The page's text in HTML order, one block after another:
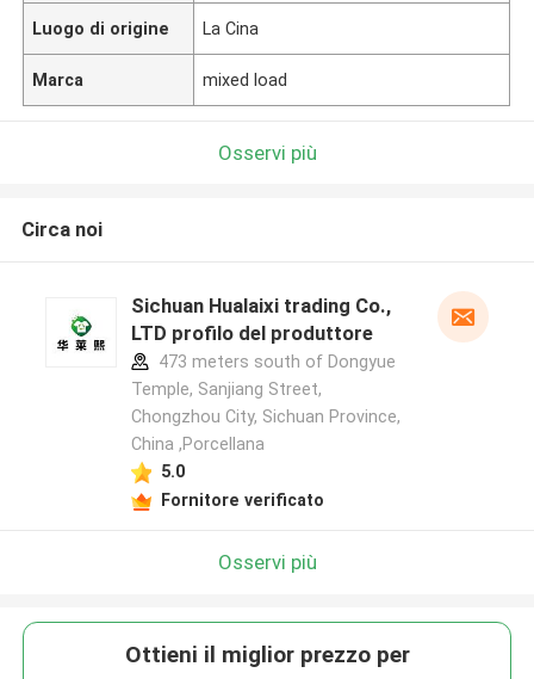
Luogo di origine La Cina
Marca mixed load
Osservi più
Circa noi
Sichuan Hualaixi trading Co.,
LTD profilo del produttore
473 meters south of Dongyue
Temple, Sanjiang Street,
Chongzhou City, Sichuan Province,
China ,Porcellana
5.0
Fornitore verificato
Osservi più
Ottieni il miglior prezzo per